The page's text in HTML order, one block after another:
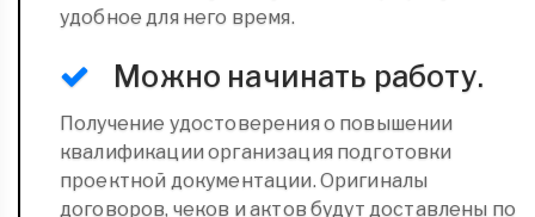
удобное для него время.
Можно начинать работу.
Получение удостоверения о повышении
квалификации организация подготовки
проектной документации. Оригиналы
договоров, чеков и актов будут доставлены по